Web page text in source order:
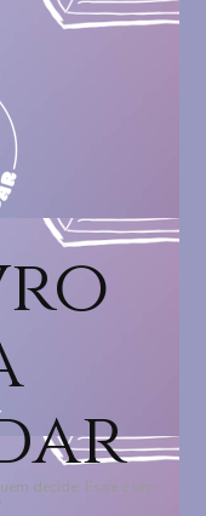
decide: Esse é um